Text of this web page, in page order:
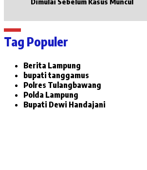
Tag Populer
Berita Lampung
bupati tanggamus
Polres Tulangbawang
Polda Lampung
Bupati Dewi Handajani